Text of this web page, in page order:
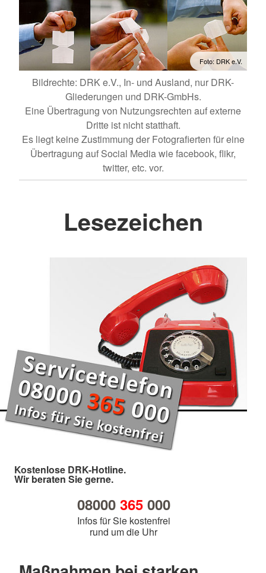
Foto: DRK e.V.
Bildrechte: DRK e.V., In- und Ausland, nur DRK-
Gliederungen und DRK-GmbHs.
Eine Übertragung von Nutzungsrechten auf externe
Dritte ist nicht statthaft.
Es liegt keine Zustimmung der Fotografierten für eine
Übertragung auf Social Media wie facebook, flikr,
twitter, etc. vor.
Lesezeichen
Kostenlose DRK-Hotline.
Wir beraten Sie gerne.
08000 365000
Infos für Sie kostenfrei
rund um die Uhr